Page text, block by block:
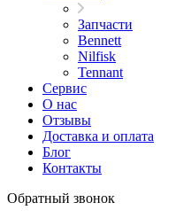
Запчасти
Bennett
Nilfisk
Tennant
Сервис
О нас
Отзывы
Доставка и оплата
Блог
Контакты
Обратный звонок